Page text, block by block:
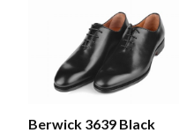
Berwick 3639 Black